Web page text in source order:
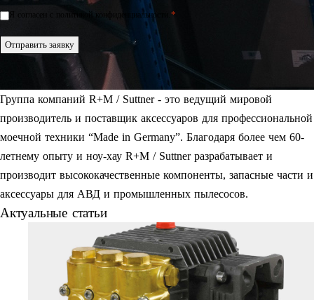
Einwilligung
Я согласен с политикой конфиденциальности. *
Отправить заявку
Группа компаний R+M / Suttner - это ведущий мировой
производитель и поставщик аксессуаров для профессиональной
моечной техники “Made in Germany”. Благодаря более чем 60-
летнему опыту и ноу-хау R+M / Suttner разрабатывает и
производит высококачественные компоненты, запасные части и
аксессуары для АВД и промышленных пылесосов.
Актуальные статьи